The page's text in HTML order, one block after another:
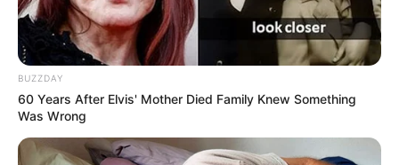
BUZZDAY
60 Years After Elvis' Mother Died Family Knew Something
Was Wrong